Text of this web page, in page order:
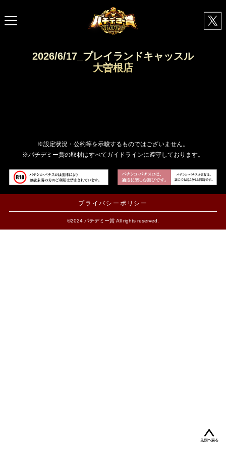
2026/6/17_プレイランドキャッスル
大曽根店
※設定状況・公約等を示唆するものではございません。
※パチデミー賞の取材はすべてガイドラインに遵守しております。
プライバシーポリシー
©2024 パチデミー賞 All rights reserved.